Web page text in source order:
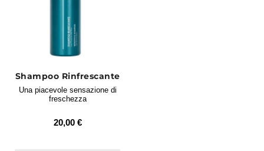
Shampoo Rinfrescante
Una piacevole sensazione di
freschezza
20,00 €